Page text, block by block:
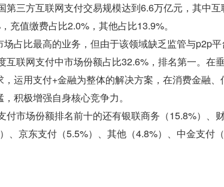
第三方互联网支付交易规模达到6.6万亿元，其中
充值缴费占比2.0%，其他占比13.9%。
占比最高的业务，但由于该领域缺乏监管与p2p
互联网支付中市场份额占比32.6%，排名第一。在
运用支付+金融为整体的解决方案，在消费金融
积极增强自身核心竞争力。
付市场份额排名前十的还有银联商务（15.8%）、
、京东支付（5.5%）、其他（4.8%）、中金支付